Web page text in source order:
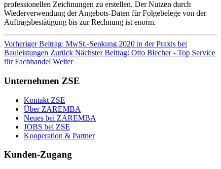
professionellen Zeichnungen zu erstellen. Der Nutzen durch
Wiederverwendung der Angebots-Daten für Folgebelege von der
Auftragsbestätigung bis zur Rechnung ist enorm.
Vorheriger Beitrag: MwSt.-Senkung 2020 in der Praxis bei
Bauleistungen Zurück Nächster Beitrag: Otto Blecher - Top Service
für Fachhandel Weiter
Unternehmen ZSE
Kontakt ZSE
Über ZAREMBA
Neues bei ZAREMBA
JOBS bei ZSE
Kooperation & Partner
Kunden-Zugang